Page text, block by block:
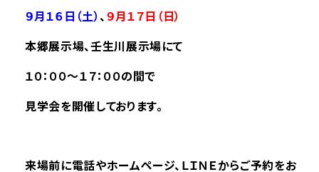
９月１６日（土）、９月１７日（日）
本郷展示場、壬生川展示場にて
１０：００～１７：００の間で
見学会を開催しております。
来場前に電話やホームページ、ＬＩＮＥからご予約をお